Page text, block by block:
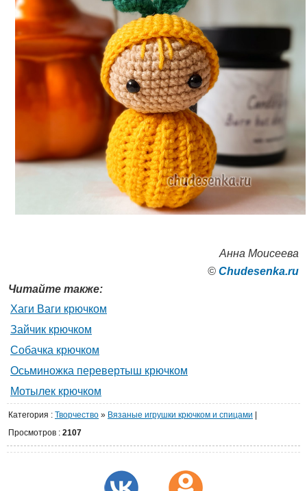
Анна Моисеева
© Сhudesenka.ru
Читайте также:
Хаги Ваги крючком
Зайчик крючком
Собачка крючком
Осьминожка перевертыш крючком
Мотылек крючком
Категория : Творчество » Вязаные игрушки крючком и спицами
Просмотров : 2107